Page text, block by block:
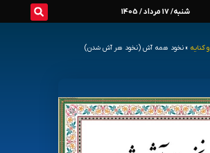
شنبه/ 17 مرداد / 1405
کنایه » نخود همه آش (نخود هر آش شدن)